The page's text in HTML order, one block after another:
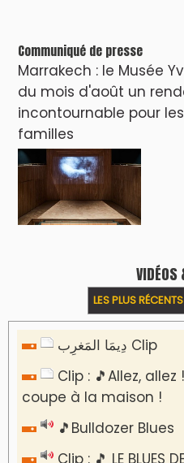
Communiqué de presse
Marrakech : le Musée
du mois d'août un
incontournable pour
familles
VIDÉOS
LES PLUS RÉCENTS
دِيمَا المَغرِب Clip
Clip : 🎵Allez,
coupe à la maison !
🎵Bulldozer Blues
Clip : 🎵 LE BLUES